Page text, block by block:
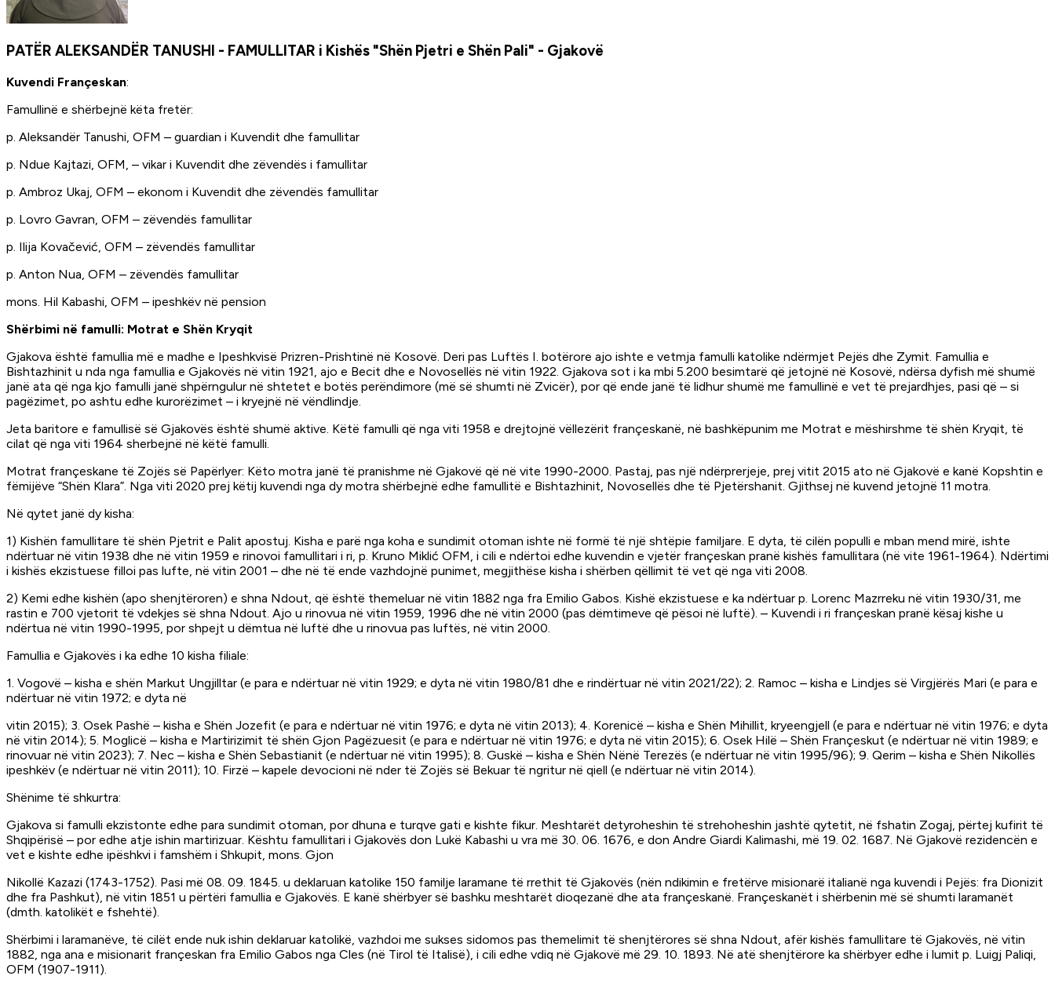
PATËR ALEKSANDËR TANUSHI - FAMULLITAR i Kishës "Shën Pjetri e Shën Pali" - Gjakovë
Kuvendi Françeskan:
Famullinë e shërbejnë këta fretër:
p. Aleksandër Tanushi, OFM – guardian i Kuvendit dhe famullitar
p. Ndue Kajtazi, OFM, – vikar i Kuvendit dhe zëvendës i famullitar
p. Ambroz Ukaj, OFM – ekonom i Kuvendit dhe zëvendës famullitar
p. Lovro Gavran, OFM – zëvendës famullitar
p. Ilija Kovačević, OFM – zëvendës famullitar
p. Anton Nua, OFM – zëvendës famullitar
mons. Hil Kabashi, OFM – ipeshkëv në pension
Shërbimi në famulli: Motrat e Shën Kryqit
Gjakova është famullia më e madhe e Ipeshkvisë Prizren-Prishtinë në Kosovë. Deri pas Luftës I. botërore ajo ishte e vetmja famulli katolike ndërmjet Pejës dhe Zymit. Famullia e
Bishtazhinit u nda nga famullia e Gjakovës në vitin 1921, ajo e Becit dhe e Novosellës në vitin 1922. Gjakova sot i ka mbi 5.200 besimtarë që jetojnë në Kosovë, ndërsa dyfish më shumë
janë ata që nga kjo famulli janë shpërngulur në shtetet e botës perëndimore (më së shumti në Zvicër), por që ende janë të lidhur shumë me famullinë e vet të prejardhjes, pasi që – si
pagëzimet, po ashtu edhe kurorëzimet – i kryejnë në vëndlindje.
Jeta baritore e famullisë së Gjakovës është shumë aktive. Këtë famulli që nga viti 1958 e drejtojnë vëllezërit françeskanë, në bashkëpunim me Motrat e mëshirshme të shën Kryqit, të
cilat që nga viti 1964 sherbejnë në këtë famulli.
Motrat françeskane të Zojës së Papërlyer: Këto motra janë të pranishme në Gjakovë që në vite 1990-2000. Pastaj, pas një ndërprerjeje, prej vitit 2015 ato në Gjakovë e kanë Kopshtin e
fëmijëve “Shën Klara”. Nga viti 2020 prej këtij kuvendi nga dy motra shërbejnë edhe famullitë e Bishtazhinit, Novosellës dhe të Pjetërshanit. Gjithsej në kuvend jetojnë 11 motra.
Në qytet janë dy kisha:
1) Kishën famullitare të shën Pjetrit e Palit apostuj. Kisha e parë nga koha e sundimit otoman ishte në formë të një shtëpie familjare. E dyta, të cilën populli e mban mend mirë, ishte
ndërtuar në vitin 1938 dhe në vitin 1959 e rinovoi famullitari i ri, p. Kruno Miklić OFM, i cili e ndërtoi edhe kuvendin e vjetër françeskan pranë kishës famullitara (në vite 1961-1964). Ndërtimi
i kishës ekzistuese filloi pas lufte, në vitin 2001 – dhe në të ende vazhdojnë punimet, megjithëse kisha i shërben qëllimit të vet që nga viti 2008.
2) Kemi edhe kishën (apo shenjtëroren) e shna Ndout, që është themeluar në vitin 1882 nga fra Emilio Gabos. Kishë ekzistuese e ka ndërtuar p. Lorenc Mazrreku në vitin 1930/31, me
rastin e 700 vjetorit të vdekjes së shna Ndout. Ajo u rinovua në vitin 1959, 1996 dhe në vitin 2000 (pas dëmtimeve që pësoi në luftë). – Kuvendi i ri françeskan pranë kësaj kishe u
ndërtua në vitin 1990-1995, por shpejt u dëmtua në luftë dhe u rinovua pas luftës, në vitin 2000.
Famullia e Gjakovës i ka edhe 10 kisha filiale:
1. Vogovë – kisha e shën Markut Ungjilltar (e para e ndërtuar në vitin 1929; e dyta në vitin 1980/81 dhe e rindërtuar në vitin 2021/22); 2. Ramoc – kisha e Lindjes së Virgjërës Mari (e para e
ndërtuar në vitin 1972; e dyta në
vitin 2015); 3. Osek Pashë – kisha e Shën Jozefit (e para e ndërtuar në vitin 1976; e dyta në vitin 2013); 4. Korenicë – kisha e Shën Mihillit, kryeengjell (e para e ndërtuar në vitin 1976; e dyta
në vitin 2014); 5. Moglicë – kisha e Martirizimit të shën Gjon Pagëzuesit (e para e ndërtuar në vitin 1976; e dyta në vitin 2015); 6. Osek Hilë – Shën Françeskut (e ndërtuar në vitin 1989; e
rinovuar në vitin 2023); 7. Nec – kisha e Shën Sebastianit (e ndërtuar në vitin 1995); 8. Guskë – kisha e Shën Nënë Terezës (e ndërtuar në vitin 1995/96); 9. Qerim – kisha e Shën Nikollës
ipeshkëv (e ndërtuar në vitin 2011); 10. Firzë – kapele devocioni në nder të Zojës së Bekuar të ngritur në qiell (e ndërtuar në vitin 2014).
Shënime të shkurtra:
Gjakova si famulli ekzistonte edhe para sundimit otoman, por dhuna e turqve gati e kishte fikur. Meshtarët detyroheshin të strehoheshin jashtë qytetit, në fshatin Zogaj, përtej kufirit të
Shqipërisë – por edhe atje ishin martirizuar. Kështu famullitari i Gjakovës don Lukë Kabashi u vra më 30. 06. 1676, e don Andre Giardi Kalimashi, më 19. 02. 1687. Në Gjakovë rezidencën e
vet e kishte edhe ipëshkvi i famshëm i Shkupit, mons. Gjon
Nikollë Kazazi (1743-1752). Pasi më 08. 09. 1845. u deklaruan katolike 150 familje laramane të rrethit të Gjakovës (nën ndikimin e fretërve misionarë italianë nga kuvendi i Pejës: fra Dionizit
dhe fra Pashkut), në vitin 1851 u përtëri famullia e Gjakovës. E kanë shërbyer së bashku meshtarët dioqezanë dhe ata françeskanë. Françeskanët i shërbenin më së shumti laramanët
(dmth. katolikët e fshehtë).
Shërbimi i laramanëve, të cilët ende nuk ishin deklaruar katolikë, vazhdoi me sukses sidomos pas themelimit të shenjtërores së shna Ndout, afër kishës famullitare të Gjakovës, në vitin
1882, nga ana e misionarit françeskan fra Emilio Gabos nga Cles (në Tirol të Italisë), i cili edhe vdiq në Gjakovë më 29. 10. 1893. Në atë shenjtërore ka shërbyer edhe i lumit p. Luigj Paliqi,
OFM (1907-1911).